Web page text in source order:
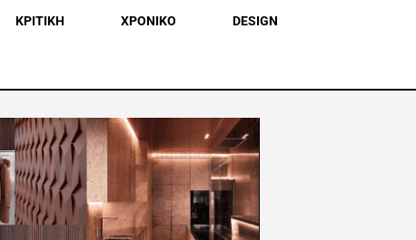
ΚΡΙΤΙΚΗ ΧΡΟΝΙΚΟ DESIGN